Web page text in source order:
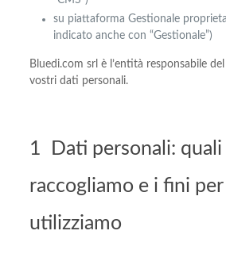
su piattaforma Gestionale
indicato anche con “Gestionale”)
Bluedi.com srl è l’entità responsabile
vostri dati personali.
1 Dati personali: quali
raccogliamo e i fini
utilizziamo